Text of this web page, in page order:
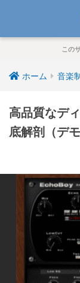
この
ホーム 音楽
高品質なデ
底解剖（デ